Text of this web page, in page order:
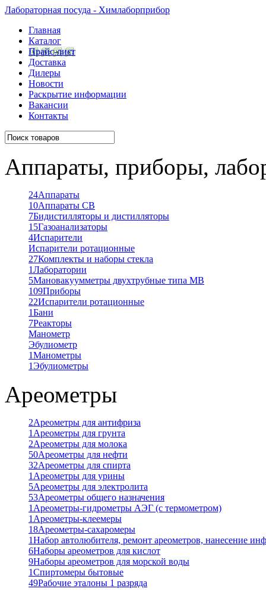
Лабораторная посуда - Химлаборприбор
Главная
Каталог
Прайс-лист
Доставка
Дилеры
Новости
Раскрытие информации
Вакансии
Контакты
Аппараты, приборы,
24Аппараты
10Аппараты СВ
7Бидистилляторы и дистилляторы
15Газоанализаторы
4Испарители
Испарители ротационные
27Комплекты и наборы стекла
1Лаборатории
5Мановакуумметры двухтрубные типа МВ
109Приборы
22Испарители ротационные
1Бани
7Реакторы
Манометр
Эбулиометр
1Манометры
1Эбулиометры
Ареометры
2Ареометры для антифриза
1 Ареометры для грунта
2Ареометры для молока
50Ареометры для нефти
32Ареометры для спирта
1 Ареометры для урины
5Ареометры для электролита
53Ареометры общего назначения
1 Ареометры-гидрометры АЭГ (с термометром)
1 Ареометры-клеемеры
18Ареометры-сахаромеры
1Набор автолюбителя, ремонт ареометров, нанесение
6Наборы ареометров для кислот
9Наборы ареометров для морской воды
1Спиртомеры бытовые
49Рабочие эталоны 1 разряда